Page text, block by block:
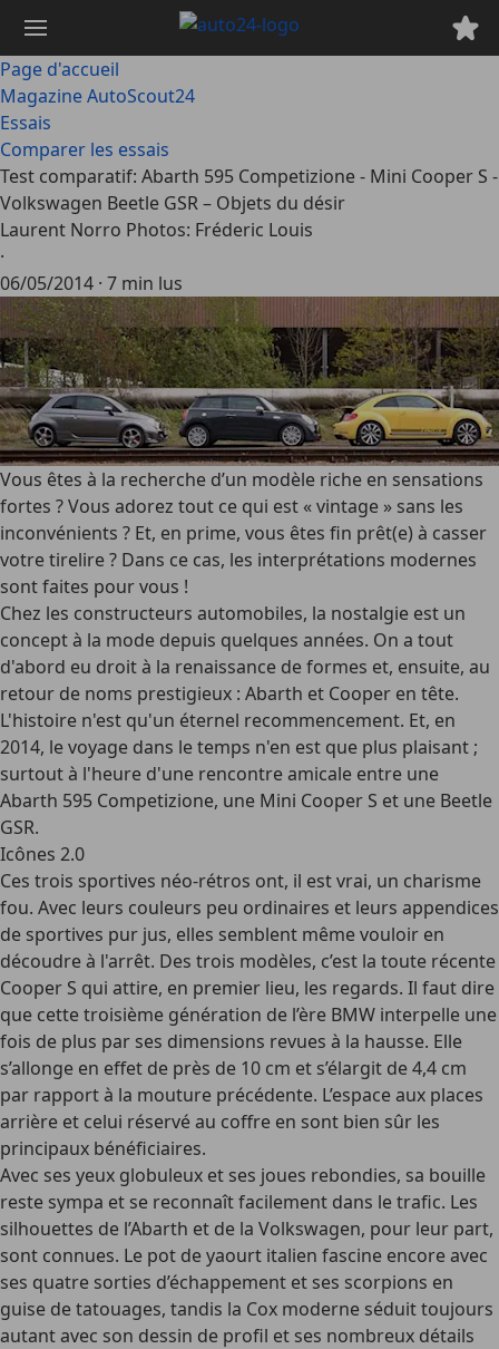
contenu
principal
Page d'accueil
Magazine AutoScout24
Essais
Comparer les essais
Test comparatif: Abarth 595 Competizione - Mini Cooper S -
Volkswagen Beetle GSR – Objets du désir
Laurent Norro Photos: Fréderic Louis
·
06/05/2014 · 7 min lus
Vous êtes à la recherche d’un modèle riche en sensations
fortes ? Vous adorez tout ce qui est « vintage » sans les
inconvénients ? Et, en prime, vous êtes fin prêt(e) à casser
votre tirelire ? Dans ce cas, les interprétations modernes
sont faites pour vous !
Chez les constructeurs automobiles, la nostalgie est un
concept à la mode depuis quelques années. On a tout
d'abord eu droit à la renaissance de formes et, ensuite, au
retour de noms prestigieux : Abarth et Cooper en tête.
L'histoire n'est qu'un éternel recommencement. Et, en
2014, le voyage dans le temps n'en est que plus plaisant ;
surtout à l'heure d'une rencontre amicale entre une
Abarth 595 Competizione, une Mini Cooper S et une Beetle
GSR.
Icônes 2.0
Ces trois sportives néo-rétros ont, il est vrai, un charisme
fou. Avec leurs couleurs peu ordinaires et leurs appendices
de sportives pur jus, elles semblent même vouloir en
découdre à l'arrêt. Des trois modèles, c’est la toute récente
Cooper S qui attire, en premier lieu, les regards. Il faut dire
que cette troisième génération de l’ère BMW interpelle une
fois de plus par ses dimensions revues à la hausse. Elle
s’allonge en effet de près de 10 cm et s’élargit de 4,4 cm
par rapport à la mouture précédente. L’espace aux places
arrière et celui réservé au coffre en sont bien sûr les
principaux bénéficiaires.
Avec ses yeux globuleux et ses joues rebondies, sa bouille
reste sympa et se reconnaît facilement dans le trafic. Les
silhouettes de l’Abarth et de la Volkswagen, pour leur part,
sont connues. Le pot de yaourt italien fascine encore avec
ses quatre sorties d’échappement et ses scorpions en
guise de tatouages, tandis la Cox moderne séduit toujours
autant avec son dessin de profil et ses nombreux détails